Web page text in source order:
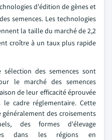
d'édition de gènes et
semences. Les technologies
la taille du marché de 2,2
croître à un taux plus rapide
sélection des semences sont
le marché des semences
de leur efficacité éprouvée
cadre réglementaire. Cette
des croisements
des formes d'élevage
dans les régions en